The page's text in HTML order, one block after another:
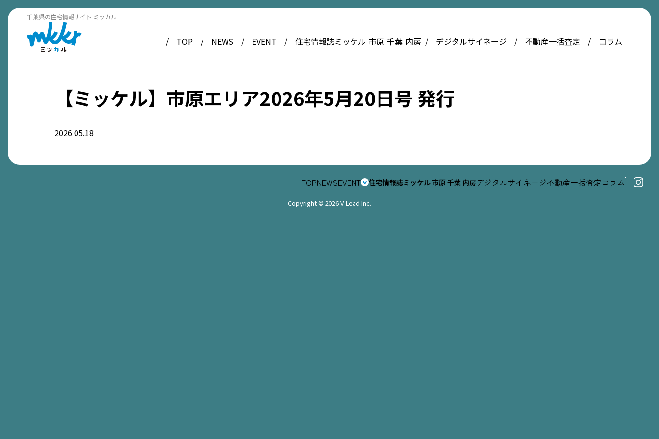
千葉県の住宅情報サイト ミッカル
TOP NEWS EVENT 住宅情報誌ミッケル 市原 千葉 内房 デジタルサイネージ 不動産一括査定 コラム
【ミッケル】市原エリア2026年5月20日号 発行
202605.18
TOPNEWSEVENT 住宅情報誌ミッケル市原千葉 内房デジタルサイネージ不動産一括査定コラム
Copyright © 2026 V-Lead Inc.